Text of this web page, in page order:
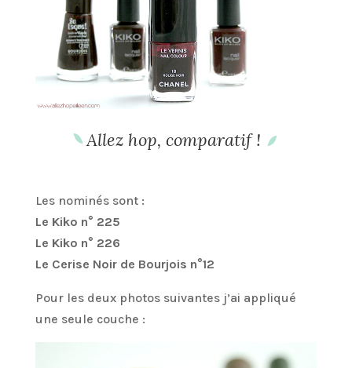
Allez hop, comparatif !
Les nominés sont :
Le Kiko n° 225
Le Kiko n° 226
Le Cerise Noir de Bourjois n°12
Pour les deux photos suivantes j’ai appliqué
une seule couche :